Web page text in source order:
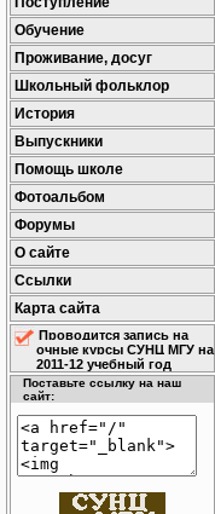
Обучение
Проживание, досуг
Школьный фольклор
История
Выпускники
Помощь школе
Фотоальбом
Форумы
О сайте
Ссылки
Карта сайта
Проводится запись на
очные курсы СУНЦ МГУ на
2011-12 учебный год
Поставьте ссылку на наш
сайт: